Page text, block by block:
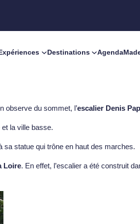
Destinations Agenda
observe du sommet, l’escalier Denis
la ville basse.
sa statue qui trône en haut des marches.
Loire. En effet, l’escalier a été construit